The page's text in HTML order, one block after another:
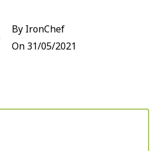
By IronChef
On 31/05/2021